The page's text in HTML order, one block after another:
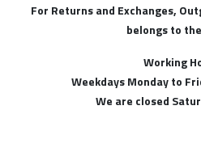
Türk Malı
For Returns and Exchanges,
belongs to
Working
Weekdays Monday to
We are closed